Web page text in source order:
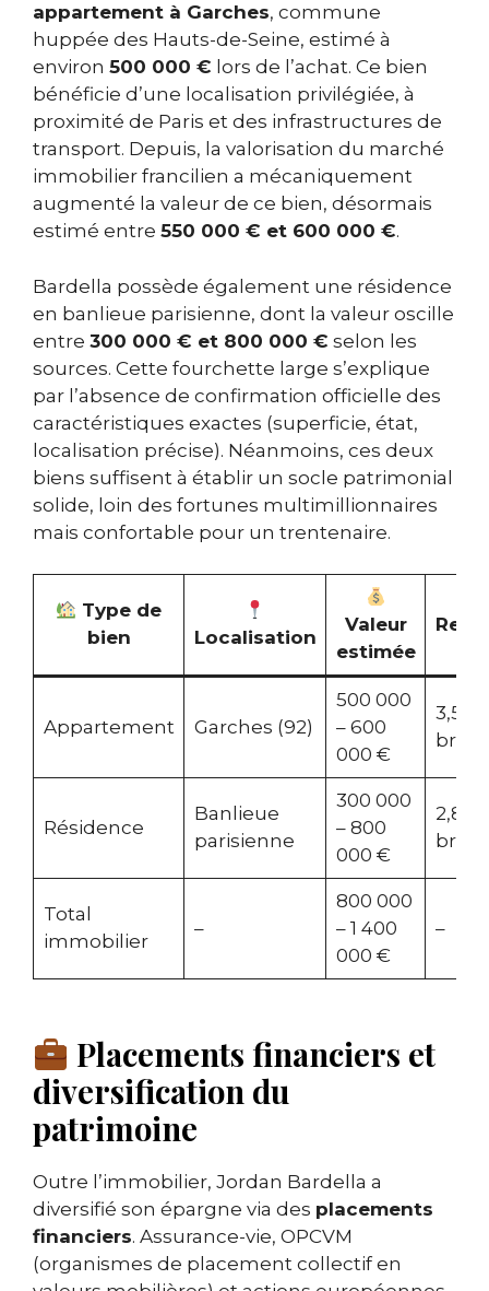
appartement à Garches, commune
huppée des Hauts-de-Seine, estimé à
environ 500 000 € lors de l’achat. Ce bien
bénéficie d’une localisation privilégiée, à
proximité de Paris et des infrastructures de
transport. Depuis, la valorisation du marché
immobilier francilien a mécaniquement
augmenté la valeur de ce bien, désormais
estimé entre 550 000 € et 600 000 €.
Bardella possède également une résidence
en banlieue parisienne, dont la valeur oscille
entre 300 000 € et 800 000 € selon les
sources. Cette fourchette large s’explique
par l’absence de confirmation officielle des
caractéristiques exactes (superficie, état,
localisation précise). Néanmoins, ces deux
biens suffisent à établir un socle patrimonial
solide, loin des fortunes multimillionnaires
mais confortable pour un trentenaire.
Type de
bien
Localisation
Valeur
estimée
Appartement Garches (92)
500 000
– 600
000 €
3,5 %
brut/
Résidence
Banlieue
parisienne
300 000
– 800
000 €
2,8 %
brut/
Total
immobilier
–
800 000
– 1 400
000 €
–
Placements financiers et
diversification du
patrimoine
Outre l’immobilier, Jordan Bardella a
diversifié son épargne via des placements
financiers. Assurance-vie, OPCVM
(organismes de placement collectif en